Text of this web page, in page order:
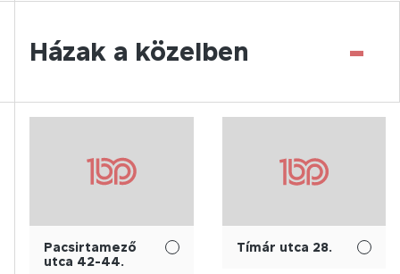
Házak a közelben -
Pacsirtamező
utca 42-44.
Tímár utca 28.